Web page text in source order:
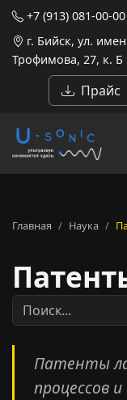
+7 (913) 081-00-00
г. Бийск, ул.
Трофимова, 27, к. Б
Прайс
Главная Наука
Патенты
процессов